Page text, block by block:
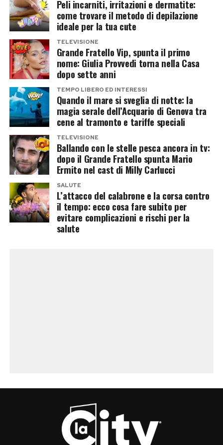
Peli incarniti, irritazioni e dermatite:
come trovare il metodo di depilazione
ideale per la tua cute
TELEVISIONE
Grande Fratello Vip, spunta il primo
nome: Giulia Provvedi torna nella Casa
dopo sette anni
TEMPO LIBERO ED INTERESSI
Quando il mare si sveglia di notte: la
magia serale dell’Acquario di Genova tra
cene al tramonto e tariffe speciali
TELEVISIONE
Ballando con le stelle pesca ancora in tv:
dopo il Grande Fratello spunta Mario
Ermito nel cast di Milly Carlucci
SALUTE
L’attacco del calabrone e la corsa contro
il tempo: ecco cosa fare subito per
evitare complicazioni e rischi per la
salute